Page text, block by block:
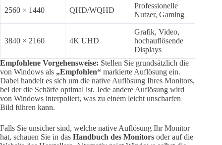
2560 × 1440 QHD/WQHD
Professionelle
Nutzer, Gaming
3840 × 2160 4K UHD
Grafik, Video,
hochauflösende
Displays
Empfohlene Vorgehensweise: Stellen Sie grundsätzlich die
von Windows als „Empfohlen“ markierte Auflösung ein.
Dabei handelt es sich um die native Auflösung Ihres Monitors,
bei der die Schärfe optimal ist. Jede andere Auflösung wird
von Windows interpoliert, was zu einem leicht unscharfen
Bild führen kann.
Falls Sie unsicher sind, welche native Auflösung Ihr Monitor
hat, schauen Sie in das Handbuch des Monitors oder auf die